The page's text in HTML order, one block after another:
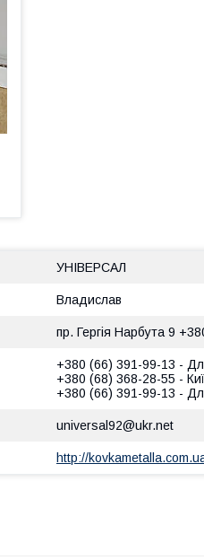
УНІВЕРСАЛ
Владислав
пр. Гергія Нарбута 9
+380 (66) 391-99-13
+380 (68) 368-28-55
+380 (66) 391-99-13
universal92@ukr.net
http://